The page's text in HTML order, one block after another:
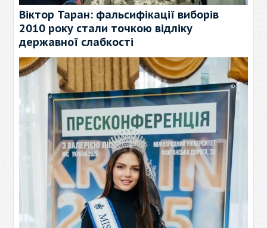
Віктор Таран: фальсифікації виборів
2010 року стали точкою відліку
державної слабкості